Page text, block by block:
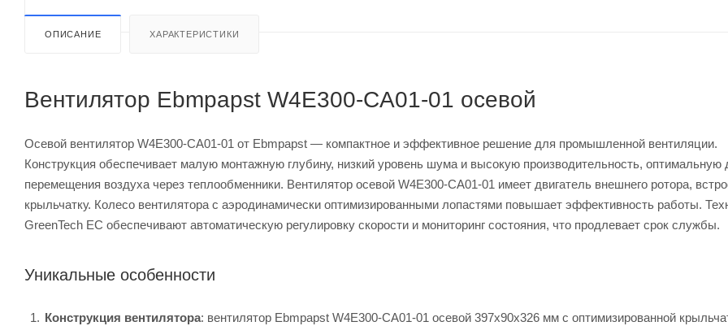
ОПИСАНИЕ ХАРАКТЕРИСТИКИ
Вентилятор Ebmpapst W4E300-CA01-01 осевой
Осевой вентилятор W4E300-CA01-01 от Ebmpapst — компактное и эффективное решение для промышленной вентиляции.
Конструкция обеспечивает малую монтажную глубину, низкий уровень шума и высокую производительность, оптимальную
перемещения воздуха через теплообменники. Вентилятор осевой W4E300-CA01-01 имеет двигатель внешнего ротора,
крыльчатку. Колесо вентилятора с аэродинамически оптимизированными лопастями повышает эффективность работы.
GreenTech EC обеспечивают автоматическую регулировку скорости и мониторинг состояния, что продлевает срок службы.
Уникальные особенности
Конструкция вентилятора: вентилятор Ebmpapst W4E300-CA01-01 осевой 397х90х326 мм с оптимизированной